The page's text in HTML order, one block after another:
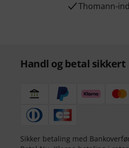
Thomann-
Handl og betal sikkert
Sikker betaling med